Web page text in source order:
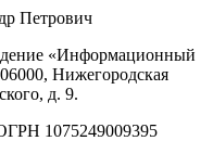
Петрович
«Информационный
Нижегородская
д. 9.
1075249009395